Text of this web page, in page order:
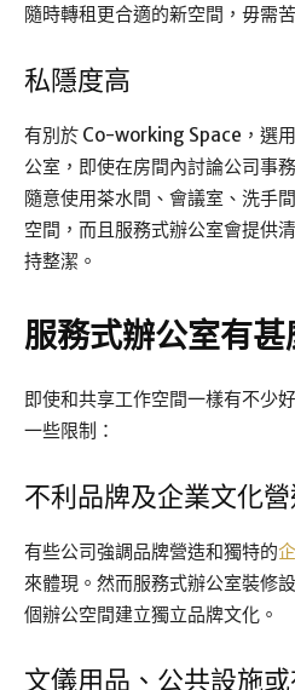
隨時轉租更合適的新空間，毋需
私隱度高
有別於 Co-working Space，選
公室，即使在房間內討論公司事
隨意使用茶水間、會議室、洗手
空間，而且服務式辦公室會提供
持整潔。
服務式辦公室有甚
即使和共享工作空間一樣有不少
一些限制：
不利品牌及企業文化營
有些公司強調品牌營造和獨特的
來體現。然而服務式辦公室裝修
個辦公空間建立獨立品牌文化。
文儀用品、公共設施